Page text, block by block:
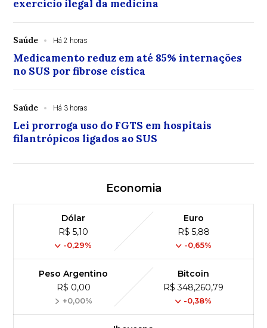
exercício ilegal da medicina
Saúde Há 2 horas
Medicamento reduz em até 85% internações
no SUS por fibrose cística
Saúde Há 3 horas
Lei prorroga uso do FGTS em hospitais
filantrópicos ligados ao SUS
Economia
Dólar
R$ 5,10
-0,29%
Euro
R$ 5,88
-0,65%
Peso Argentino
R$ 0,00
+0,00%
Bitcoin
R$ 348,260,79
-0,38%